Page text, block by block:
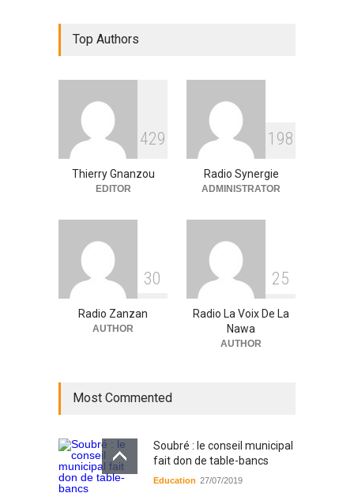
RFI Forme ses journalistes et
techniciens radios
partenaires.
Actualité 09/03/2026
Top Authors
429
Thierry Gnanzou
EDITOR
1 98
Radio Synergie
ADMINISTRATOR
30
Radio Zanzan
AUTHOR
25
Radio La Voix De La
Nawa
AUTHOR
Most Commented
Soubré : le conseil municipal
fait don de table-bancs
Education 27/07/2019